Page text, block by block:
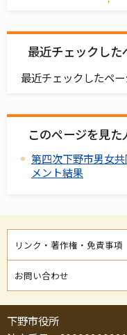
最近チェックした
最近チェックしたペー
このページを見
第四次下野市男女
メント結果
リンク・著作権・免責事項
お問い合わせ
下野市役所